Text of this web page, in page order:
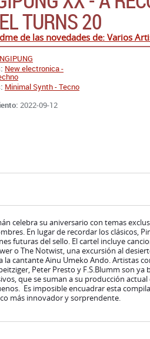
New electronica -
Minimal Synth - Tecno
2022-09-12
celebra su aniversario con temas
futuras del sello. El cartel incluye
o The Notwist, una excursión al desierto
la cantante Ainu Umeko Ando. Artistas
Peter Presto y F.S.Blumm son ya
que se suman a su producción actual
Es imposible encuadrar esta
más innovador y sorprendente.